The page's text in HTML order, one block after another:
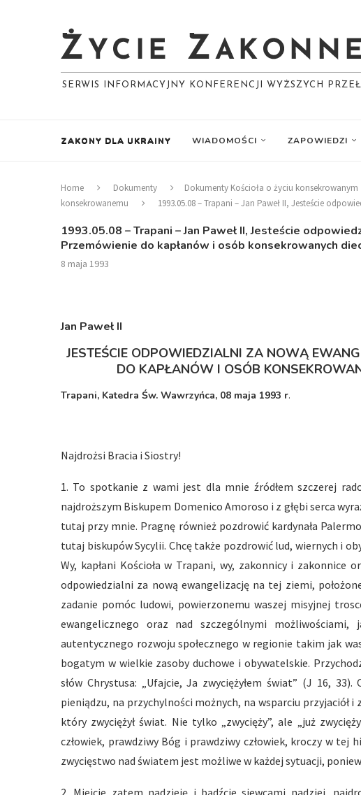
SERWIS INFORMACYJNY KONFERENCJI WYŻSZYCH
ZAKONY DLA UKRAINY WIADOMOŚCI ZAPOWIEDZI
Home Dokumenty Dokumenty Kościoła o życiu konsekrowanym
konsekrowanemu
1993.05.08 – Trapani – Jan Paweł II, Jesteście
1993.05.08 – Trapani – Jan Paweł II, Jesteście
Przemówienie do kapłanów i osób konsekrowanych
8 maja 1993
Jan Paweł II
JESTEŚCIE ODPOWIEDZIALNI ZA NOWĄ
DO KAPŁANÓW I OSÓB
Trapani, Katedra Św. Wawrzyńca, 08 maja 1993 r.
Najdrożsi Bracia i Siostry!
1. To spotkanie z wami jest dla mnie źródłem szczerej
najdroższym Biskupem Domenico Amoroso i z głębi serca
tutaj przy mnie. Pragnę również pozdrowić kardynała
tutaj biskupów Sycylii. Chcę także pozdrowić lud, wiernych i
Wy, kapłani Kościoła w Trapani, wy, zakonnicy i zakonnice
odpowiedzialni za nową ewangelizację na tej ziemi,
zadanie pomóc ludowi, powierzonemu waszej misyjnej
ewangelicznego oraz nad szczególnymi
autentycznego rozwoju społecznego w regionie takim jak
bogatym w wielkie zasoby duchowe i obywatelskie.
słów Chrystusa: „Ufajcie, Ja zwyciężyłem świat” (J 16,
pieniądzu, na przychylności możnych, na wsparciu przyjaciół
który zwyciężył świat. Nie tylko „zwycięży”, ale „już
człowiek, prawdziwy Bóg i prawdziwy człowiek, kroczy w
zwycięstwo nad światem jest możliwe w każdej sytuacji,
2. Miejcie zatem nadzieję i bądźcie siewcami nadziei,